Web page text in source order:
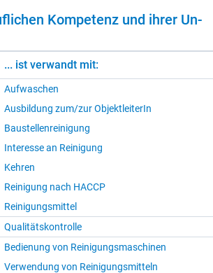
Kom­pe­tenz und ih­rer Un­
... ist verwandt mit:
Aufwaschen
Ausbildung zum/zur ObjektleiterIn
Baustellenreinigung
Interesse an Reinigung
Kehren
Reinigung nach HACCP
Reinigungsmittel
Qualitätskontrolle
Bedienung von Reinigungsmaschinen
Verwendung von Reinigungsmitteln